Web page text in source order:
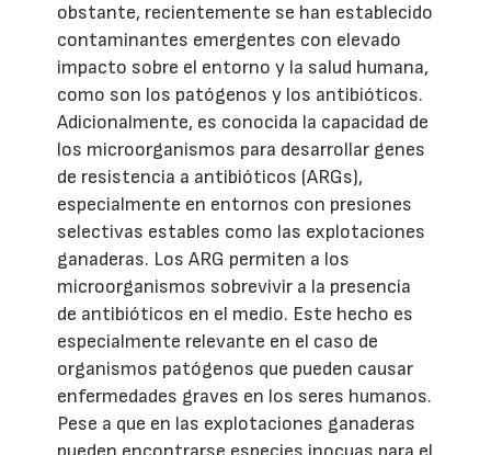
obstante, recientemente se han establecido
contaminantes emergentes con elevado
impacto sobre el entorno y la salud humana,
como son los patógenos y los antibióticos.
Adicionalmente, es conocida la capacidad de
los microorganismos para desarrollar genes
de resistencia a antibióticos (ARGs),
especialmente en entornos con presiones
selectivas estables como las explotaciones
ganaderas. Los ARG permiten a los
microorganismos sobrevivir a la presencia
de antibióticos en el medio. Este hecho es
especialmente relevante en el caso de
organismos patógenos que pueden causar
enfermedades graves en los seres humanos.
Pese a que en las explotaciones ganaderas